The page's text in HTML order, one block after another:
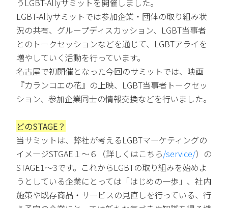
LGBT-Allyサミットでは参加企業・団体の取り組み状
況の共有、グループディスカッション、LGBT当事者
とのトークセッションなどを通じて、LGBTアライを
増やしていく活動を行っています。
名古屋で初開催となった今回のサミットでは、映画
『カランコエの花』の上映、LGBT当事者トークセッ
ション、参加企業同士の情報交換などを行いました。
どのSTAGE？
当サミットは、弊社が考えるLGBTマーケティングの
イメージSTGAE１～６（詳しくはこちら/service/）の
STAGE1～3です。これからLGBTの取り組みを始めよ
うとしている企業にとっては「はじめの一歩」、社内
施策や既存商品・サービスの見直しを行っている、行